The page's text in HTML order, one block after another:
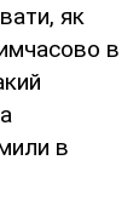
як
в
в